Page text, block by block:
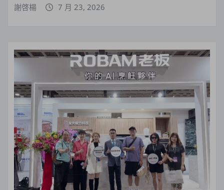
謝啓楊 7 月 23, 2026